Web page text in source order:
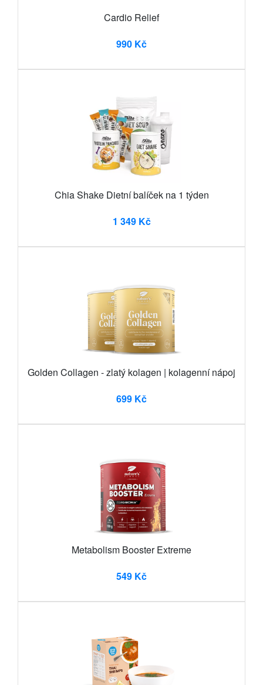
Cardio Relief
990 Kč
Chia Shake Dietní balíček na 1 týden
1 349 Kč
Golden Collagen - zlatý kolagen | kolagenní nápoj
699 Kč
Metabolism Booster Extreme
549 Kč